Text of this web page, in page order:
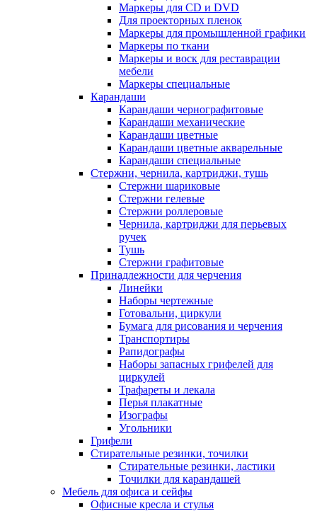
Маркеры для CD и DVD
Для проекторных пленок
Маркеры для промышленной графики
Маркеры по ткани
Маркеры и воск для реставрации
мебели
Маркеры специальные
Карандаши
Карандаши чернографитовые
Карандаши механические
Карандаши цветные
Карандаши цветные акварельные
Карандаши специальные
Стержни, чернила, картриджи, тушь
Стержни шариковые
Стержни гелевые
Стержни роллеровые
Чернила, картриджи для перьевых
ручек
Тушь
Стержни графитовые
Принадлежности для черчения
Линейки
Наборы чертежные
Готовальни, циркули
Бумага для рисования и черчения
Транспортиры
Рапидографы
Наборы запасных грифелей для
циркулей
Трафареты и лекала
Перья плакатные
Изографы
Угольники
Грифели
Стирательные резинки, точилки
Стирательные резинки, ластики
Точилки для карандашей
Мебель для офиса и сейфы
Офисные кресла и стулья